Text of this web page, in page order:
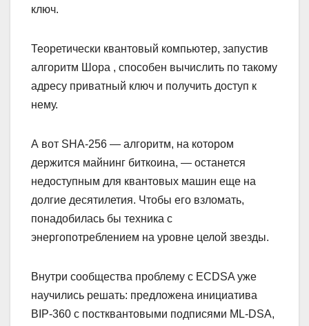
ключ.
Теоретически квантовый компьютер, запустив
алгоритм Шора , способен вычислить по такому
адресу приватный ключ и получить доступ к
нему.
А вот SHA-256 — алгоритм, на котором
держится майнинг биткоина, — останется
недоступным для квантовых машин еще на
долгие десятилетия. Чтобы его взломать,
понадобилась бы техника с
энергопотреблением на уровне целой звезды.
Внутри сообщества проблему с ECDSA уже
научились решать: предложена инициатива
BIP-360 с постквантовыми подписями ML-DSA,